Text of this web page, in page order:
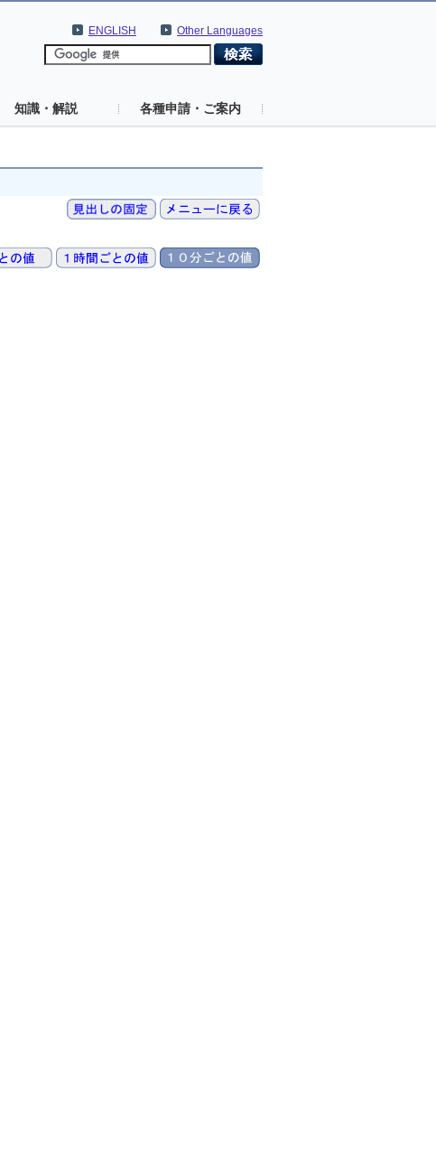
Other Languages
ENGLISH
知識・解説 各種申請・ご案内